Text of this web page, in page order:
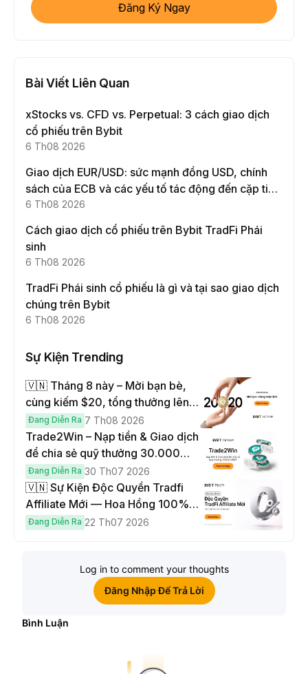
Đăng Ký Ngay
Bài Viết Liên Quan
xStocks vs. CFD vs. Perpetual: 3 cách giao dịch
cổ phiếu trên Bybit
6 Th08 2026
Giao dịch EUR/USD: sức mạnh đồng USD, chính
sách của ECB và các yếu tố tác động đến cặp tiền
này
6 Th08 2026
Cách giao dịch cổ phiếu trên Bybit TradFi Phái
sinh
6 Th08 2026
TradFi Phái sinh cổ phiếu là gì và tại sao giao dịch
chúng trên Bybit
6 Th08 2026
Sự Kiện Trending
🇻🇳 Tháng 8 này – Mời bạn bè,
cùng kiếm $20, tổng thưởng lên
đến $1,000
Đang Diễn Ra 7 Th08 2026
Trade2Win – Nạp tiền & Giao dịch
để chia sẻ quỹ thưởng 30.000
USDT
Đang Diễn Ra 30 Th07 2026
🇻🇳 Sự Kiện Độc Quyền Tradfi
Affiliate Mới — Hoa Hồng 100% &
Hoàn Phí Qua Đêm
Đang Diễn Ra 22 Th07 2026
Log in to comment your thoughts
Đăng Nhập Để Trả Lời
Bình Luận